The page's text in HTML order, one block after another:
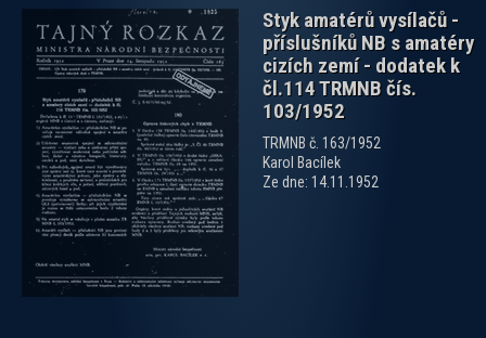
Styk amatérů vysílačů -
příslušníků NB s amatéry
cizích zemí - dodatek k
čl.114 TRMNB čís.
103/1952
TRMNB č. 163/1952
Karol Bacílek
Ze dne: 14.11.1952
zobrazit PDF dokument